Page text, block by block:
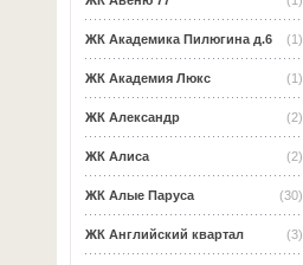
(1)
ЖК Академика Пилюгина д.6
(1)
ЖК Академия Люкс
(2)
ЖК Александр
(2)
ЖК Алиса
(30)
ЖК Алые Паруса
(3)
ЖК Английский квартал